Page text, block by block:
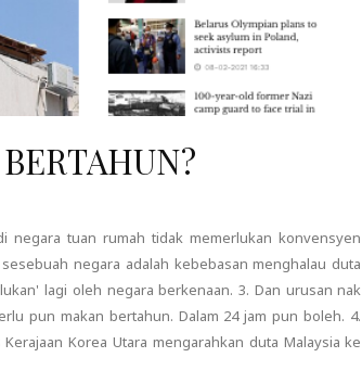
tuan rumah tidak memerlukan konvensyen
negara adalah kebebasan menghalau duta
lagi oleh negara berkenaan. 3. Dan urusan nak
pun makan bertahun. Dalam 24 jam pun boleh. 4.
Korea Utara mengarahkan duta Malaysia ke